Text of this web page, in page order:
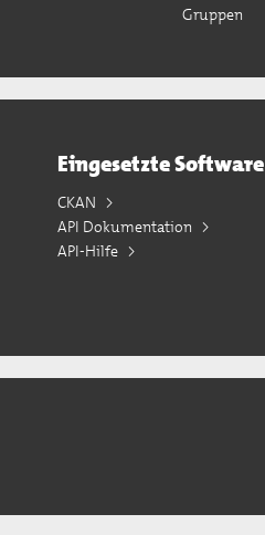
Gruppen
Eingesetzte Software
CKAN
API Dokumentation
API-Hilfe